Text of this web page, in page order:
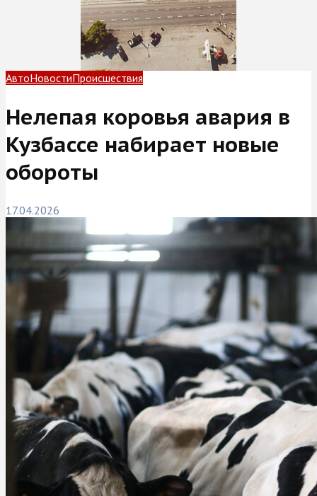
АвтоНовостиПроисшествия
Нелепая коровья авария в
Кузбассе набирает новые
обороты
17.04.2026